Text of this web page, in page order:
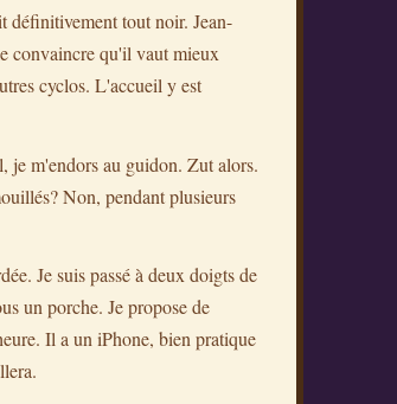
définitivement tout noir. Jean-
convaincre qu'il vaut mieux
cyclos. L'accueil y est
je m'endors au guidon. Zut alors.
Non, pendant plusieurs
Je suis passé à deux doigts de
un porche. Je propose de
Il a un iPhone, bien pratique